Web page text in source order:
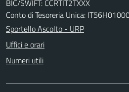
BIC/SWIFT: CCRTIT2TXXX
Conto di Tesoreria Unica:
Sportello Ascolto - URP
Uffici e orari
Numeri utili